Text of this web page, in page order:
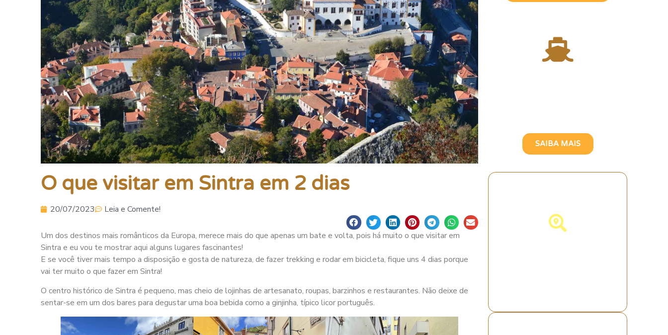
O que visitar em Sintra em 2 dias
20/07/2023 Leia e Comente!
Um dos destinos mais românticos da Europa, merece mais do que apenas um bate e volta, pois há muito o que visitar em
Sintra e eu vou te mostrar aqui alguns lugares fascinantes!
E se você tiver mais tempo a disposição e gosta de natureza, de fazer trekking e rodar em bicicleta, fique uns 4 dias porque
vai ter muito o que fazer em Sintra!
O centro histórico de Sintra é pequeno, mas cheio de lojinhas de artesanato, roupas, barzinhos e restaurantes. Não deixe de
sentar-se em um dos bares para degustar uma boa bebida como a ginjinha, típico licor português.
SAIBA MAIS